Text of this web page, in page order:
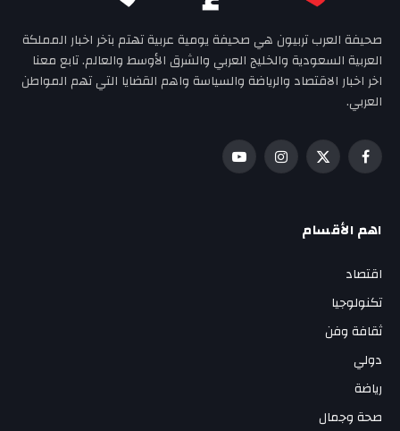
صحيفة العرب تربيون هي صحيفة يومية عربية تهتم بآخر اخبار المملكة
العربية السعودية والخليج العربي والشرق الأوسط والعالم. تابع معنا
اخر اخبار الاقتصاد والرياضة والسياسة واهم القضايا التي تهم المواطن
العربي.
فيسبوك
X
الانستغراميوتيوب
اهم الأقسام
اقتصاد
تكنولوجيا
ثقافة وفن
دولي
رياضة
صحة وجمال